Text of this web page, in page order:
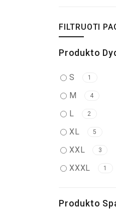
FILTRUOTI
Produkto
S 1
M 4
L 2
XL 5
XXL 3
XXXL 1
Produkto